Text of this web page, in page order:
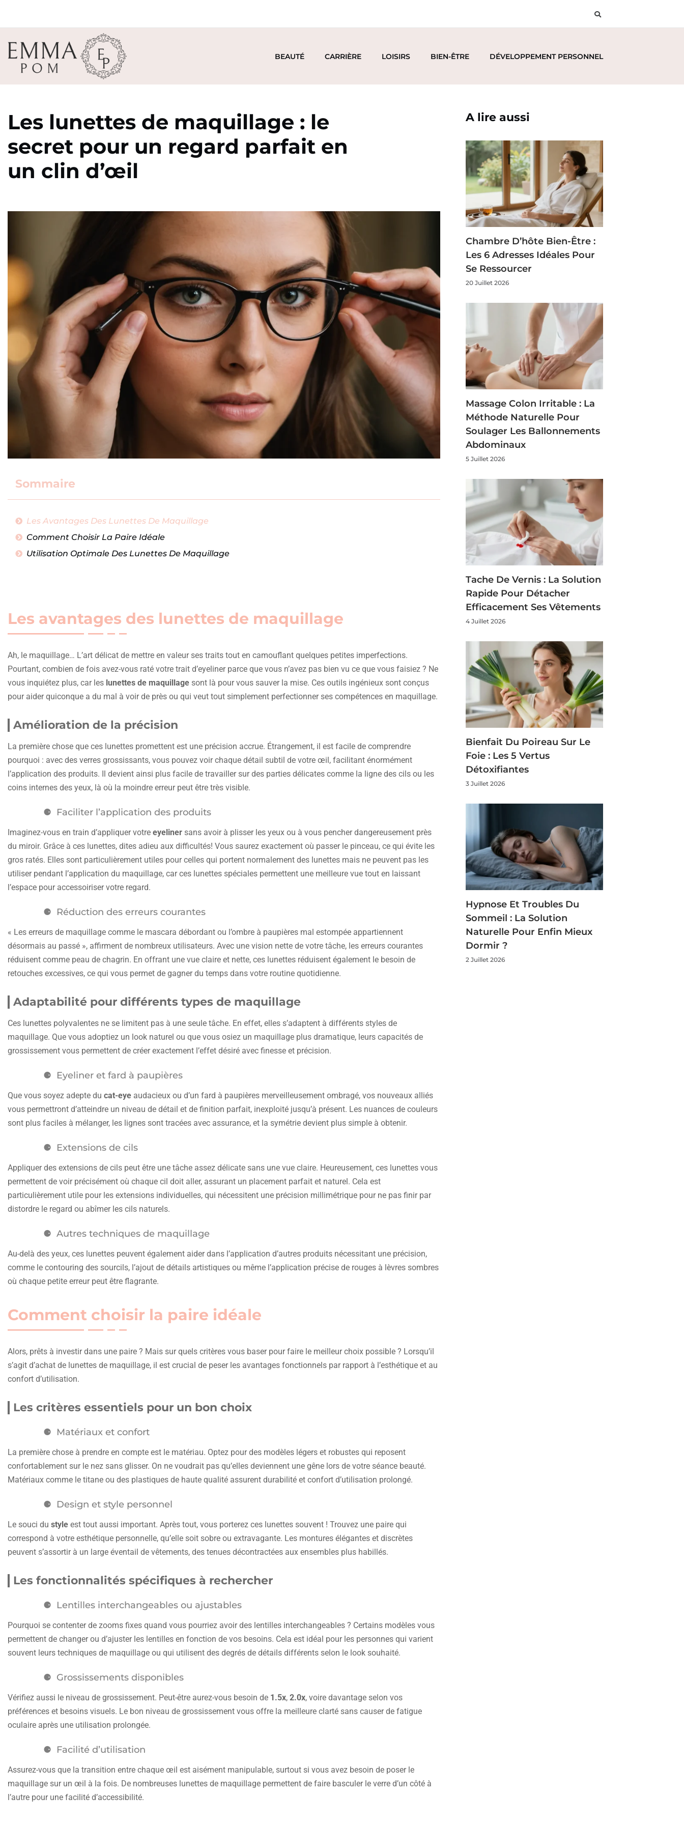
BEAUTÉ CARRIÈRE LOISIRS BIEN-ÊTRE DÉVELOPPEMENT PERSONNEL
Les lunettes de maquillage : le
secret pour un regard parfait en
un clin d’œil
Sommaire
Les Avantages Des Lunettes De Maquillage
Comment Choisir La Paire Idéale
Utilisation Optimale Des Lunettes De Maquillage
Les avantages des lunettes de maquillage
Ah, le maquillage… L’art délicat de mettre en valeur ses traits tout en camouflant quelques petites imperfections.
Pourtant, combien de fois avez-vous raté votre trait d’eyeliner parce que vous n’avez pas bien vu ce que vous faisiez ? Ne
vous inquiétez plus, car les lunettes de maquillage sont là pour vous sauver la mise. Ces outils ingénieux sont conçus
pour aider quiconque a du mal à voir de près ou qui veut tout simplement perfectionner ses compétences en maquillage.
Amélioration de la précision
La première chose que ces lunettes promettent est une précision accrue. Étrangement, il est facile de comprendre
pourquoi : avec des verres grossissants, vous pouvez voir chaque détail subtil de votre œil, facilitant énormément
l’application des produits. Il devient ainsi plus facile de travailler sur des parties délicates comme la ligne des cils ou les
coins internes des yeux, là où la moindre erreur peut être très visible.
Faciliter l’application des produits
Imaginez-vous en train d’appliquer votre eyeliner sans avoir à plisser les yeux ou à vous pencher dangereusement près
du miroir. Grâce à ces lunettes, dites adieu aux difficultés! Vous saurez exactement où passer le pinceau, ce qui évite les
gros ratés. Elles sont particulièrement utiles pour celles qui portent normalement des lunettes mais ne peuvent pas les
utiliser pendant l’application du maquillage, car ces lunettes spéciales permettent une meilleure vue tout en laissant
l’espace pour accessoiriser votre regard.
Réduction des erreurs courantes
« Les erreurs de maquillage comme le mascara débordant ou l’ombre à paupières mal estompée appartiennent
désormais au passé », affirment de nombreux utilisateurs. Avec une vision nette de votre tâche, les erreurs courantes
réduisent comme peau de chagrin. En offrant une vue claire et nette, ces lunettes réduisent également le besoin de
retouches excessives, ce qui vous permet de gagner du temps dans votre routine quotidienne.
Adaptabilité pour différents types de maquillage
Ces lunettes polyvalentes ne se limitent pas à une seule tâche. En effet, elles s’adaptent à différents styles de
maquillage. Que vous adoptiez un look naturel ou que vous osiez un maquillage plus dramatique, leurs capacités de
grossissement vous permettent de créer exactement l’effet désiré avec finesse et précision.
Eyeliner et fard à paupières
Que vous soyez adepte du cat-eye audacieux ou d’un fard à paupières merveilleusement ombragé, vos nouveaux alliés
vous permettront d’atteindre un niveau de détail et de finition parfait, inexploité jusqu’à présent. Les nuances de couleurs
sont plus faciles à mélanger, les lignes sont tracées avec assurance, et la symétrie devient plus simple à obtenir.
Extensions de cils
Appliquer des extensions de cils peut être une tâche assez délicate sans une vue claire. Heureusement, ces lunettes vous
permettent de voir précisément où chaque cil doit aller, assurant un placement parfait et naturel. Cela est
particulièrement utile pour les extensions individuelles, qui nécessitent une précision millimétrique pour ne pas finir par
distordre le regard ou abîmer les cils naturels.
Autres techniques de maquillage
Au-delà des yeux, ces lunettes peuvent également aider dans l’application d’autres produits nécessitant une précision,
comme le contouring des sourcils, l’ajout de détails artistiques ou même l’application précise de rouges à lèvres sombres
où chaque petite erreur peut être flagrante.
Comment choisir la paire idéale
Alors, prêts à investir dans une paire ? Mais sur quels critères vous baser pour faire le meilleur choix possible ? Lorsqu’il
s’agit d’achat de lunettes de maquillage, il est crucial de peser les avantages fonctionnels par rapport à l’esthétique et au
confort d’utilisation.
Les critères essentiels pour un bon choix
Matériaux et confort
La première chose à prendre en compte est le matériau. Optez pour des modèles légers et robustes qui reposent
confortablement sur le nez sans glisser. On ne voudrait pas qu’elles deviennent une gêne lors de votre séance beauté.
Matériaux comme le titane ou des plastiques de haute qualité assurent durabilité et confort d’utilisation prolongé.
Design et style personnel
Le souci du style est tout aussi important. Après tout, vous porterez ces lunettes souvent ! Trouvez une paire qui
correspond à votre esthétique personnelle, qu’elle soit sobre ou extravagante. Les montures élégantes et discrètes
peuvent s’assortir à un large éventail de vêtements, des tenues décontractées aux ensembles plus habillés.
Les fonctionnalités spécifiques à rechercher
Lentilles interchangeables ou ajustables
Pourquoi se contenter de zooms fixes quand vous pourriez avoir des lentilles interchangeables ? Certains modèles vous
permettent de changer ou d’ajuster les lentilles en fonction de vos besoins. Cela est idéal pour les personnes qui varient
souvent leurs techniques de maquillage ou qui utilisent des degrés de détails différents selon le look souhaité.
Grossissements disponibles
Vérifiez aussi le niveau de grossissement. Peut-être aurez-vous besoin de 1.5x, 2.0x, voire davantage selon vos
préférences et besoins visuels. Le bon niveau de grossissement vous offre la meilleure clarté sans causer de fatigue
oculaire après une utilisation prolongée.
Facilité d’utilisation
Assurez-vous que la transition entre chaque œil est aisément manipulable, surtout si vous avez besoin de poser le
maquillage sur un œil à la fois. De nombreuses lunettes de maquillage permettent de faire basculer le verre d’un côté à
l’autre pour une facilité d’accessibilité.
A lire aussi
Chambre D’hôte Bien-Être :
Les 6 Adresses Idéales Pour
Se Ressourcer
20 Juillet 2026
Massage Colon Irritable : La
Méthode Naturelle Pour
Soulager Les Ballonnements
Abdominaux
5 Juillet 2026
Tache De Vernis : La Solution
Rapide Pour Détacher
Efficacement Ses Vêtements
4 Juillet 2026
Bienfait Du Poireau Sur Le
Foie : Les 5 Vertus
Détoxifiantes
3 Juillet 2026
Hypnose Et Troubles Du
Sommeil : La Solution
Naturelle Pour Enfin Mieux
Dormir ?
2 Juillet 2026